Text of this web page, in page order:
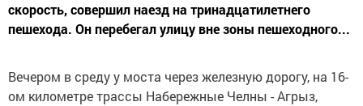
скорость, совершил наезд на тринадцатилетнего
пешехода. Он перебегал улицу вне зоны пешеходного...
Вечером в среду у моста через железную дорогу, на 16-
ом километре трассы Набережные Челны - Агрыз,